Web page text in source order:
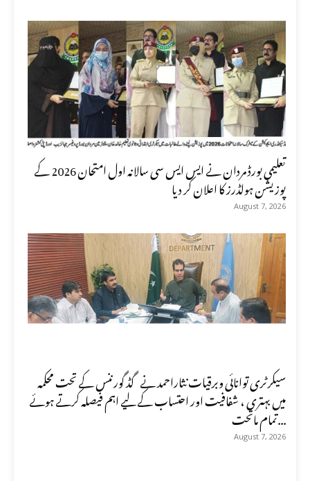
تعلیمی بورڈ مردان نے ایس ایس سی سالانہ اول امتحان 2026 کے
پوزیشن ہولڈرز کا اعلان کر دیا
August 7, 2026
سیکرٹری توانائی وبرقیات نثاراحمد نے گڈ گورننس کے تحت محکمہ
میں بہتری ، شفافیت اور احتساب کے لیے اہم فیصلہ کرتے ہوئے
تمام ماتحت...
August 7, 2026